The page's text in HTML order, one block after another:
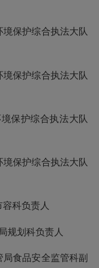
境保护综合执法大队
境保护综合执法大队
保护综合执法大队
境保护综合执法大队
科负责人
规划科负责人
局食品安全监管科副